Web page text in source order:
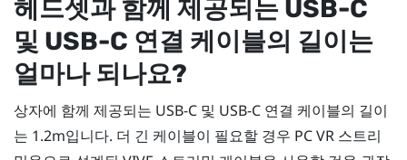
헤드셋과 함께 제공되는 USB-C
및 USB-C 연결 케이블의 길이는
얼마나 되나요?
상자에 함께 제공되는 USB-C 및 USB-C 연결 케이블의 길이
는 1.2m입니다. 더 긴 케이블이 필요할 경우 PC VR 스트리